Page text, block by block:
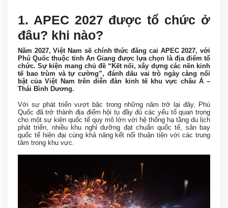
1. APEC 2027 được tổ chức ở
đâu? khi nào?
Năm 2027, Việt Nam sẽ chính thức đăng cai APEC 2027, với
Phú Quốc thuộc tỉnh An Giang được lựa chọn là địa điểm tổ
chức. Sự kiện mang chủ đề “Kết nối, xây dựng các nền kinh
tế bao trùm và tự cường”, đánh dấu vai trò ngày càng nổi
bật của Việt Nam trên diễn đàn kinh tế khu vực châu Á –
Thái Bình Dương.
Với sự phát triển vượt bậc trong những năm trở lại đây, Phú
Quốc đã trở thành địa điểm hội tụ đầy đủ các yếu tố quan trọng
cho một sự kiện quốc tế quy mô lớn với hệ thống hạ tầng du lịch
phát triển, nhiều khu nghỉ dưỡng đạt chuẩn quốc tế, sân bay
quốc tế hiện đại cùng khả năng kết nối thuận tiện với các trung
tâm trong khu vực.